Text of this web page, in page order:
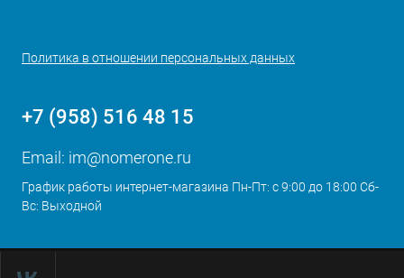
Политика в отношении персональных данных
+7 (958) 516 48 15
Email: im@nomerone.ru
График работы интернет-магазина Пн-Пт: с 9:00 до 18:00 Сб-
Вс: Выходной